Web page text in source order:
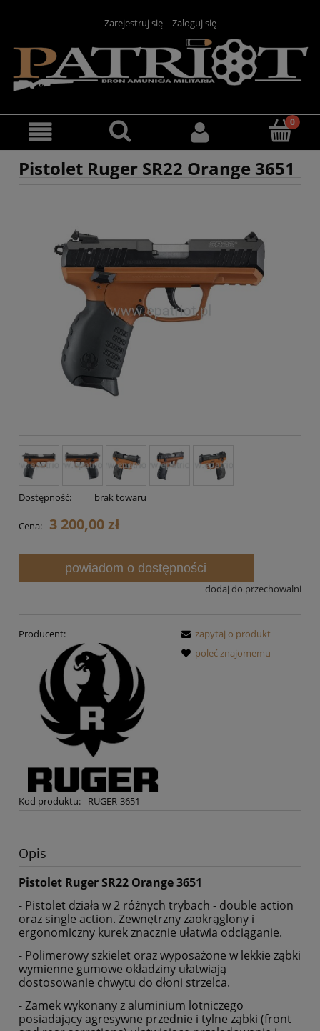
Zarejestruj się Zaloguj się
Pistolet Ruger SR22 Orange 3651
Dostępność: brak towaru
Cena: 3 200,00 zł
powiadom o dostępności
dodaj do przechowalni
Producent:
Kod produktu: RUGER-3651
zapytaj o produkt
poleć znajomemu
Opis
Pistolet Ruger SR22 Orange 3651
- Pistolet działa w 2 różnych trybach - double action
oraz single action. Zewnętrzny zaokrąglony i
ergonomiczny kurek znacznie ułatwia odciąganie.
- Polimerowy szkielet oraz wyposażone w lekkie ząbki
wymienne gumowe okładziny ułatwiają
dostosowanie chwytu do dłoni strzelca.
- Zamek wykonany z aluminium lotniczego
posiadający agresywne przednie i tylne ząbki (front